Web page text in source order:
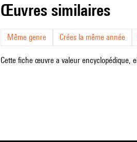
œuvres similaires
Même genre Crées la même année
Cette fiche œuvre a valeur encyclopédique,